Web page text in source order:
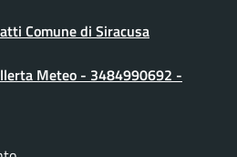
Comune di Siracusa
Meteo - 3484990692 -